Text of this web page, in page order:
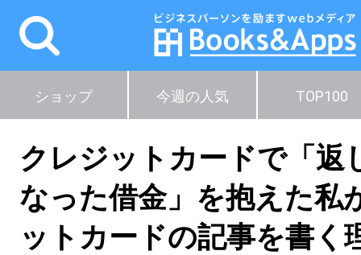
ショップ 今週の人気 TOP100
クレジットカードで「返
なった借金」を抱えた私
ットカードの記事を書く